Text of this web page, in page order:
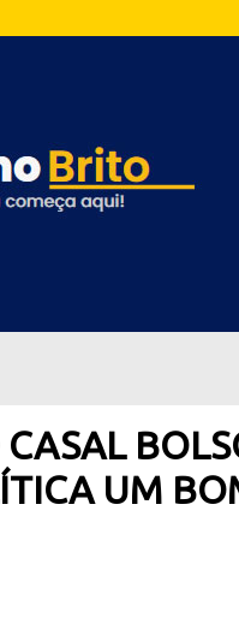
CASAL
UM